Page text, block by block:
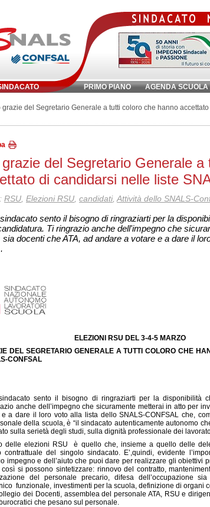
PRIMO PIANO AGENDA SCUOLA
Inserisci parola chiave:
grazie del Segretario Generale a tutti coloro che hanno
del Segretario Generale a
di candidarsi nelle liste
RSU Elezioni RSU candidati, Attività dello SNALS-
sento il bisogno di ringraziarti per la
Ti ringrazio anche dell'impegno che
docenti che ATA, ad andare a votare e a dare il
ELEZIONI RSU DEL 3-4-5 MARZO
DEL SEGRETARIO GENERALE A TUTTI COLORO CHE
CONFSAL
sento il bisogno di ringraziarti per la disponibilità
anche dell’impegno che sicuramente metterai in atto per
a dare il loro voto alla lista dello SNALS-CONFSAL che,
della scuola, è “il sindacato autenticamente autonomo
sulla serietà degli studi, sulla dignità professionale dei
delle elezioni RSU è quello che, insieme a quello delle
del singolo sindacato. E’,quindi, evidente
impegno e dell’aiuto che puoi dare per realizzare gli obiettivi
si possono sintetizzare: rinnovo del contratto,
del personale precario, difesa dell’occupazione
funzionale, investimenti per la scuola, definizione di organi
dei Docenti, assemblea del personale ATA, RSU e
che pesano sul personale.